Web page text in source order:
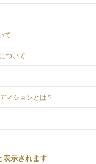
て
ついて
ィションとは？
表示されます